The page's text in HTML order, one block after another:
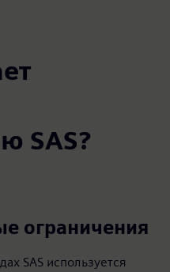
SAS?
ограничения
SAS используется